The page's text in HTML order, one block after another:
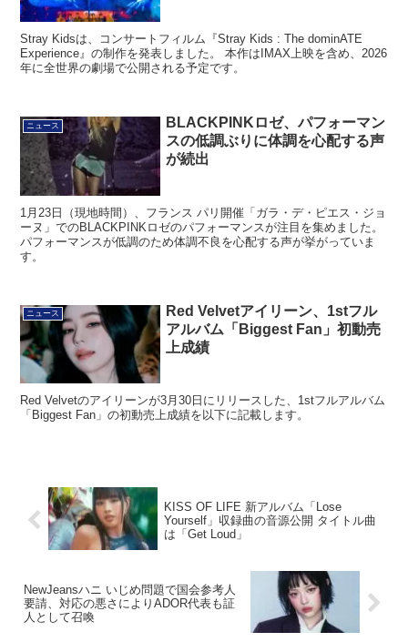
Stray Kidsは、コンサートフィルム『Stray Kids : The dominATE
Experience』の制作を発表しました。 本作はIMAX上映を含め、2026
年に全世界の劇場で公開される予定です。
ニュース
BLACKPINKロゼ、パフォーマン
スの低調ぶりに体調を心配する声
が続出
1月23日（現地時間）、フランス パリ開催「ガラ・デ・ピエス・ジョ
ーヌ」でのBLACKPINKロゼのパフォーマンスが注目を集めました。
パフォーマンスが低調のため体調不良を心配する声が挙がっていま
す。
ニュース
Red Velvetアイリーン、1stフル
アルバム「Biggest Fan」初動売
上成績
Red Velvetのアイリーンが3月30日にリリースした、1stフルアルバム
「Biggest Fan」の初動売上成績を以下に記載します。
KISS OF LIFE 新アルバム「Lose
Yourself」収録曲の音源公開 タイトル曲
は「Get Loud」
NewJeansハニ いじめ問題で国会参考人
要請、対応の悪さによりADOR代表も証
人として召喚